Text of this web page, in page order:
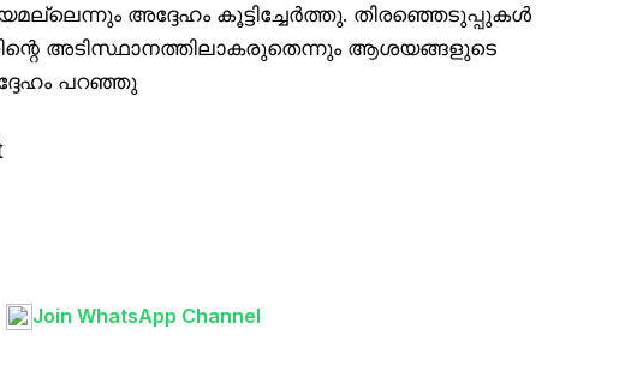
അദ്ദേഹം കൂട്ടിച്ചേർത്തു. തിരഞ്ഞെടുപ്പുകൾ
അടിസ്ഥാനത്തിലാകരുതെന്നും ആശയങ്ങളുടെ
പറഞ്ഞു
Join WhatsApp Channel